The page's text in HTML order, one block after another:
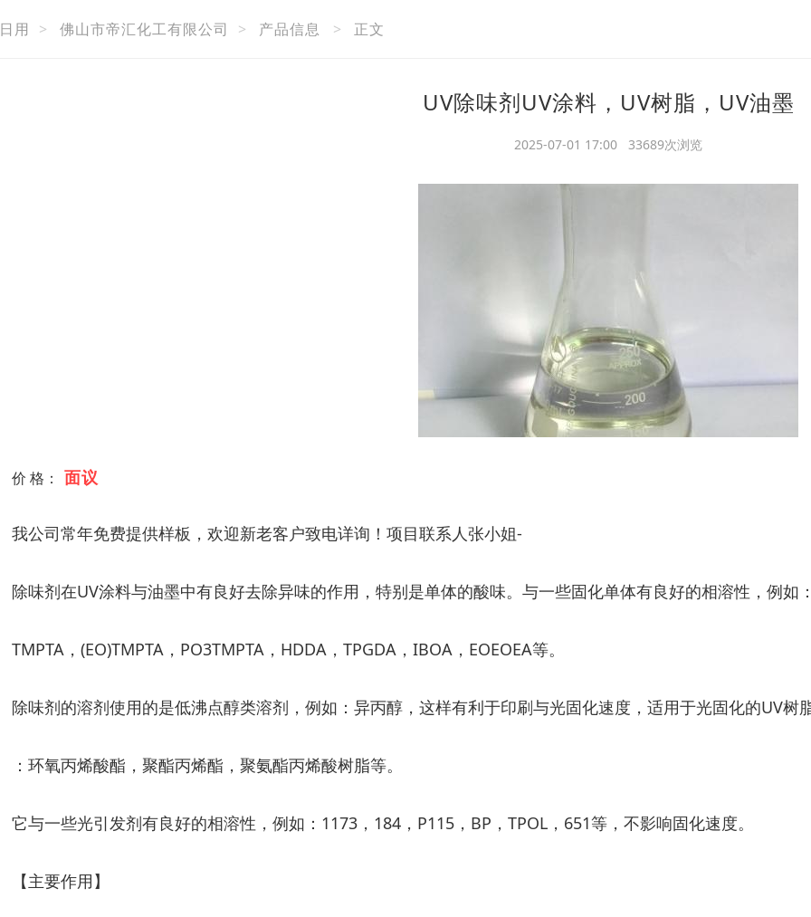
用 > 佛山市帝汇化工有限公司 > 产品信息 > 正文
UV除味剂UV涂料，UV树脂，UV油墨
2025-07-01 17:00 33689次浏览
价 格： 面议
我公司常年免费提供样板，欢迎新老客户致电详询！项目联系人张小姐-
除味剂在UV涂料与油墨中有良好去除异味的作用，特别是单体的酸味。与一些固化单体有良好的相溶性，例如
TMPTA，(EO)TMPTA，PO3TMPTA，HDDA，TPGDA，IBOA，EOEOEA等。
除味剂的溶剂使用的是低沸点醇类溶剂，例如：异丙醇，这样有利于印刷与光固化速度，适用于光固化的UV树
：环氧丙烯酸酯，聚酯丙烯酯，聚氨酯丙烯酸树脂等。
它与一些光引发剂有良好的相溶性，例如：1173，184，P115，BP，TPOL，651等，不影响固化速度。
【主要作用】